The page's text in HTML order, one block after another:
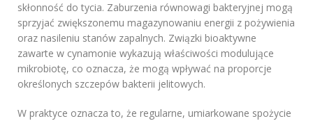
skłonność do tycia. Zaburzenia równowagi bakteryjnej mogą
sprzyjać zwiększonemu magazynowaniu energii z pożywienia
oraz nasileniu stanów zapalnych. Związki bioaktywne
zawarte w cynamonie wykazują właściwości modulujące
mikrobiotę, co oznacza, że mogą wpływać na proporcje
określonych szczepów bakterii jelitowych.
W praktyce oznacza to, że regularne, umiarkowane spożycie